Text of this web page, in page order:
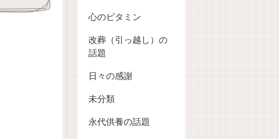
心のビタミン
改葬（引っ越し）の
話題
日々の感謝
未分類
永代供養の話題